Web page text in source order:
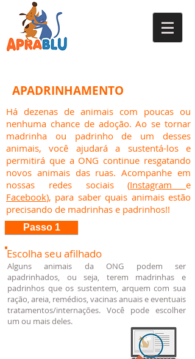
APADRINHAMENTO
Há dezenas de animais com poucas ou
nenhuma chance de adoção. Ao se tornar
madrinha ou padrinho de um desses
animais, você ajudará a sustentá-los e
permitirá que a ONG continue resgatando
novos animais das ruas.Acompanhe em
nossas redes sociais (Instagram e
Facebook), para saber quais animais estão
precisando de madrinhas e padrinhos!!
Passo 1
Escolha seu afilhado
Alguns animais da ONG podem ser
apadrinhados, ou seja, terem madrinhas e
padrinhos que os sustentem, arquem com sua
ração, areia, remédios, vacinas anuais e eventuais
tratamentos/internações. Você pode escolher
um ou mais deles.